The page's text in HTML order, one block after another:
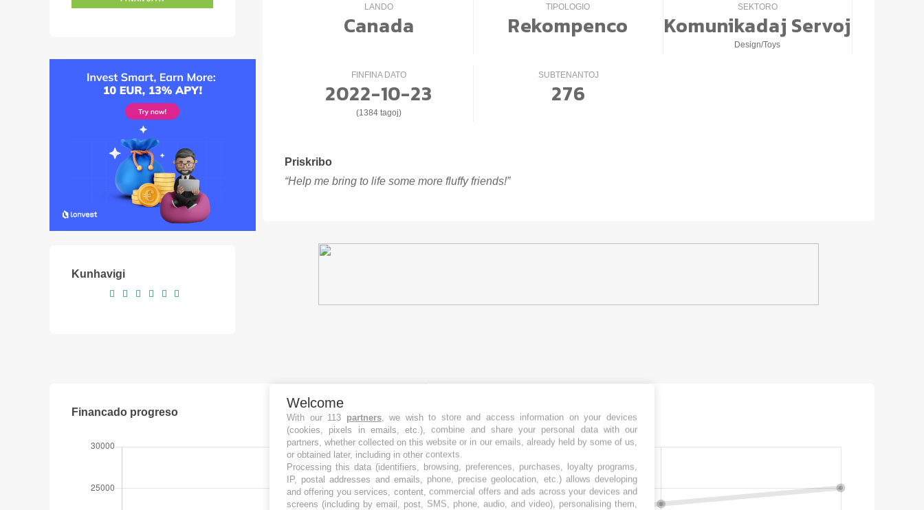
Kunhavigi
LANDO
Canada
TIPOLOGIO
Rekompenco
SEKTORO
Komunikadaj Servoj
Design/Toys
FINFINA DATO
2022-10-23
(1384 tagoj)
SUBTENANTOJ
276
Priskribo
“Help me bring to life some more fluffy friends!”
Financado progreso
Welcome
With our 113 partners, we wish to store and access information on your devices
(cookies, pixels in emails, etc.), combine and share your personal data with our
partners, whether collected on this website or in our emails, already held by some of us,
or obtained later, including in other contexts.
Processing this data (identifiers, browsing, preferences, purchases, loyalty programs,
IP, postal addresses and emails, phone, precise geolocation, etc.) allows developing
and offering you services, content, commercial offers and ads across your devices and
screens (including by email, post, SMS, phone, audio, and video), personalising them,